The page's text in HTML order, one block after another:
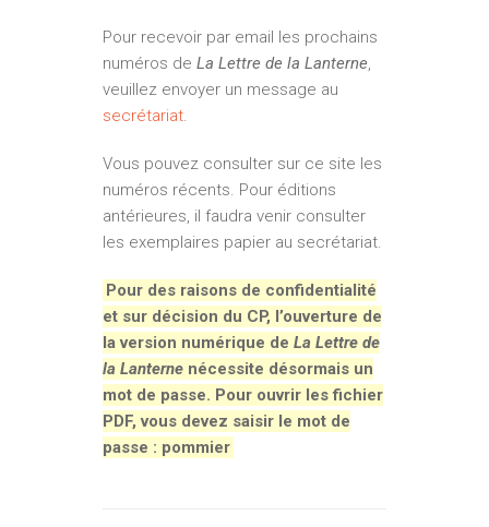
Pour recevoir par email les prochains
numéros de La Lettre de la Lanterne,
veuillez envoyer un message au
secrétariat.
Vous pouvez consulter sur ce site les
numéros récents. Pour éditions
antérieures, il faudra venir consulter
les exemplaires papier au secrétariat.
Pour des raisons de confidentialité
et sur décision du CP, l’ouverture de
la version numérique de La Lettre de
la Lanterne nécessite désormais un
mot de passe. Pour ouvrir les fichier
PDF, vous devez saisir le mot de
passe : pommier